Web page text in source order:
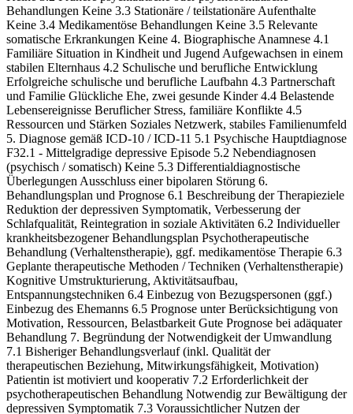
Behandlungen Keine 3.3 Stationäre / teilstationäre Aufenthalte
Keine 3.4 Medikamentöse Behandlungen Keine 3.5 Relevante
somatische Erkrankungen Keine 4. Biographische Anamnese 4.1
Familiäre Situation in Kindheit und Jugend Aufgewachsen in einem
stabilen Elternhaus 4.2 Schulische und berufliche Entwicklung
Erfolgreiche schulische und berufliche Laufbahn 4.3 Partnerschaft
und Familie Glückliche Ehe, zwei gesunde Kinder 4.4 Belastende
Lebensereignisse Beruflicher Stress, familiäre Konflikte 4.5
Ressourcen und Stärken Soziales Netzwerk, stabiles Familienumfeld
5. Diagnose gemäß ICD-10 / ICD-11 5.1 Psychische Hauptdiagnose
F32.1 - Mittelgradige depressive Episode 5.2 Nebendiagnosen
(psychisch / somatisch) Keine 5.3 Differentialdiagnostische
Überlegungen Ausschluss einer bipolaren Störung 6.
Behandlungsplan und Prognose 6.1 Beschreibung der Therapieziele
Reduktion der depressiven Symptomatik, Verbesserung der
Schlafqualität, Reintegration in soziale Aktivitäten 6.2 Individueller
krankheitsbezogener Behandlungsplan Psychotherapeutische
Behandlung (Verhaltenstherapie), ggf. medikamentöse Therapie 6.3
Geplante therapeutische Methoden / Techniken (Verhaltenstherapie)
Kognitive Umstrukturierung, Aktivitätsaufbau,
Entspannungstechniken 6.4 Einbezug von Bezugspersonen (ggf.)
Einbezug des Ehemanns 6.5 Prognose unter Berücksichtigung von
Motivation, Ressourcen, Belastbarkeit Gute Prognose bei adäquater
Behandlung 7. Begründung der Notwendigkeit der Umwandlung
7.1 Bisheriger Behandlungsverlauf (inkl. Qualität der
therapeutischen Beziehung, Mitwirkungsfähigkeit, Motivation)
Patientin ist motiviert und kooperativ 7.2 Erforderlichkeit der
psychotherapeutischen Behandlung Notwendig zur Bewältigung der
depressiven Symptomatik 7.3 Voraussichtlicher Nutzen der